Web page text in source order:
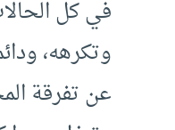
في كل
وتكرهه،
عن تفرقة